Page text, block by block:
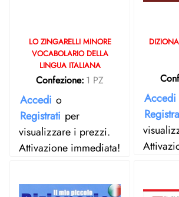
LO ZINGARELLI MINORE
VOCABOLARIO DELLA
LINGUA ITALIANA
Confezione: 1 PZ
Accedi o
Registrati per
visualizzare i prezzi.
Attivazione immediata!
Accedi